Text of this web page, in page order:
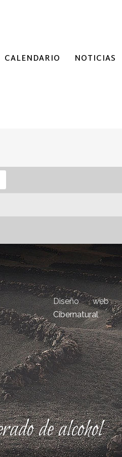
CALENDARIO NOTICIAS
Diseño
Cibernatural
de alcohol